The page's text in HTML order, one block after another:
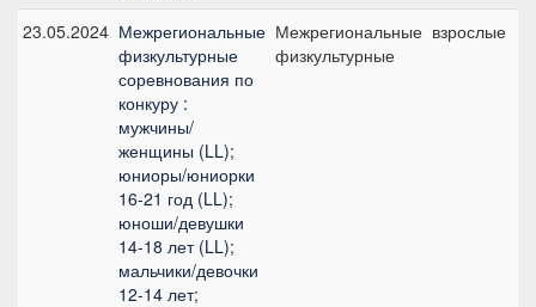
23.05.2024 Межрегиональные
физкультурные
соревнования по
конкуру :
мужчины/
женщины (LL);
юниоры/юниорки
16-21 год (LL);
юноши/девушки
14-18 лет (LL);
мальчики/девочки
12-14 лет;
Межрегиональные
физкультурные
взрослые